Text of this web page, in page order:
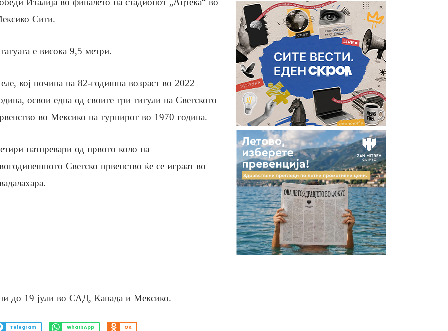
Сити.
е висока 9,5 метри.
кој почина на 82-годишна возраст во 2022
освои една од своите три титули на Светското
во Мексико на турнирот во 1970 година.
натпревари од првото коло на
Светско првенство ќе се играат во
до 19 јули во САД, Канада и Мексико.
Telegram WhatsApp OK